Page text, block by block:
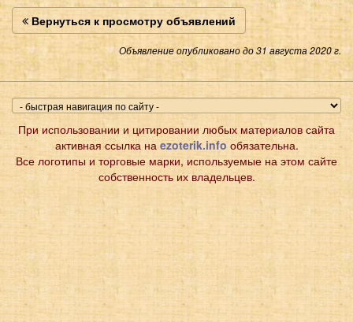
Вернуться к просмотру объявлений
Объявление опубликовано до 31 августа 2020 г.
При использовании и цитировании любых материалов сайта
активная ссылка на ezoterik.info обязательна.
Все логотипы и торговые марки, используемые на этом сайте
собственность их владельцев.